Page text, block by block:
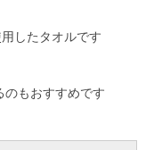
したタオルです
のもおすすめです